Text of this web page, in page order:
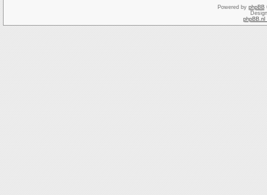
Powered by phpBB
phpBB.nl